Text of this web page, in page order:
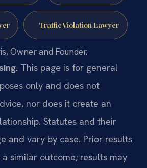
Traffic Violation Lawyer
Owner and Founder.
This page is for general
only and does not
nor does it create an
Statutes and their
and vary by case. Prior results
similar outcome; results may